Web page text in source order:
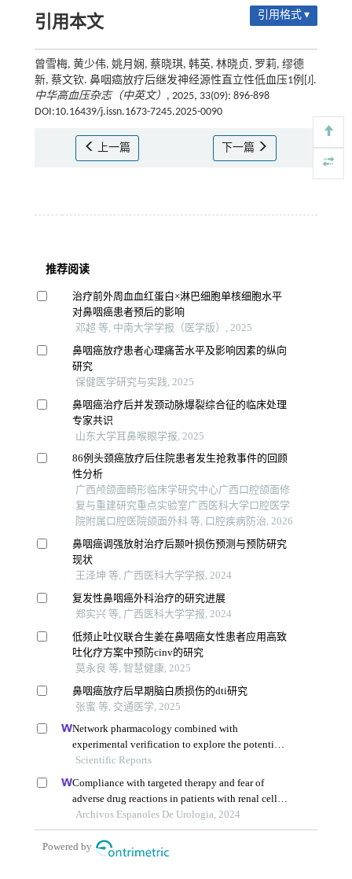
引用本文 引用格式 ▾
曾雪梅, 黄少伟, 姚月娴, 蔡晓琪, 韩英, 林晓贞, 罗莉, 缪德
新, 蔡文钦. 鼻咽癌放疗后继发神经源性直立性低血压1例[J].
中华高血压杂志（中英文） , 2025, 33(09): 896-898
DOI:10.16439/j.issn.1673-7245.2025-0090
上一篇 下一篇